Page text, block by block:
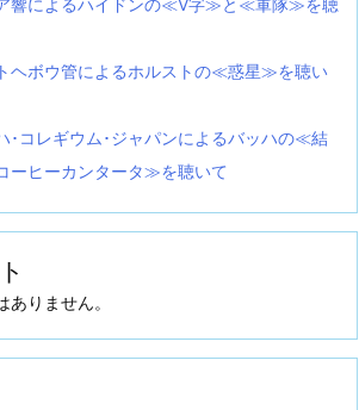
響によるハイドンの≪V字≫と≪軍隊≫を聴
ヘボウ管によるホルストの≪惑星≫を聴い
･コレギウム･ジャパンによるバッハの≪結
ヒーカンタータ≫を聴いて
りません。